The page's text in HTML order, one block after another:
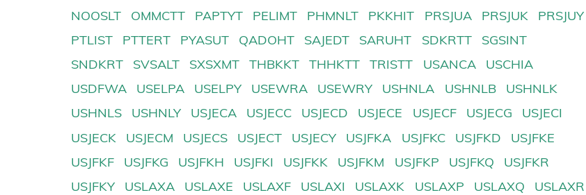
NOOSLT
OMMCTT PAPTYT PELIMT PHMNLT PKKHIT PRSJUA PRSJUK
PRSJUY
PTLIST
PTTERT PYASUT QADOHT SAJEDT SARUHT SDKRTT
SGSINT
SNDKRT
SVSALT SXSXMT THBKKT THHKTT TRISTT USANCA
USCHIA
USDFWA
USELPA USELPY USEWRA USEWRY USHNLA USHNLB
USHNLK
USHNLS
USHNLY USJECA USJECC USJECD USJECE USJECF USJECG
USJECI
USJECK
USJECM USJECS USJECT USJECY USJFKA USJFKC USJFKD
USJFKE
USJFKF
USJFKG USJFKH USJFKI USJFKK USJFKM USJFKP USJFKQ
USJFKR
USJFKY
USLAXA USLAXE USLAXF USLAXI USLAXK USLAXP USLAXQ
USLAXR